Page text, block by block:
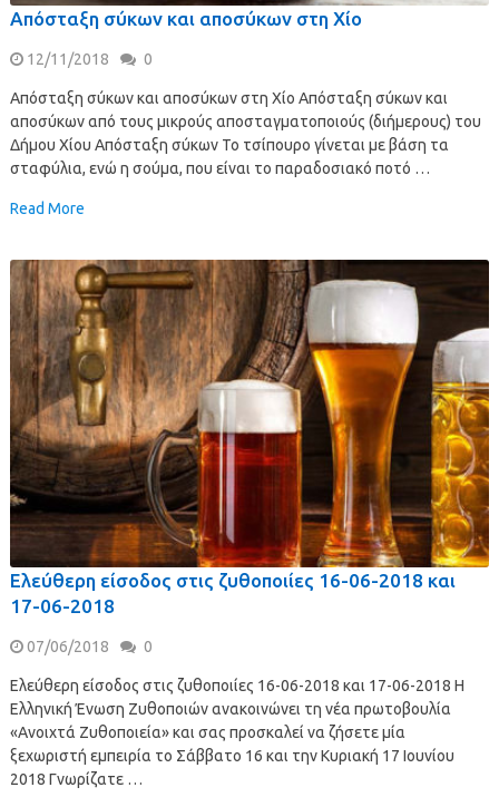
Απόσταξη σύκων και αποσύκων στη Χίο
12/11/2018 0
Απόσταξη σύκων και αποσύκων στη Χίο Απόσταξη σύκων και
αποσύκων από τους μικρούς αποσταγματοποιούς (διήμερους) του
Δήμου Χίου Απόσταξη σύκων Το τσίπουρο γίνεται με βάση τα
σταφύλια, ενώ η σούμα, που είναι το παραδοσιακό ποτό …
Read More
Ελεύθερη είσοδος στις ζυθοποιίες 16-06-2018 και
17-06-2018
07/06/2018 0
Ελεύθερη είσοδος στις ζυθοποιίες 16-06-2018 και 17-06-2018 H
Ελληνική Ένωση Ζυθοποιών ανακοινώνει τη νέα πρωτοβουλία
«Ανοιχτά Ζυθοποιεία» και σας προσκαλεί να ζήσετε μία
ξεχωριστή εμπειρία το Σάββατο 16 και την Κυριακή 17 Ιουνίου
2018 Γνωρίζατε …